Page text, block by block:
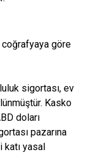
coğrafyaya göre
sigortası, ev
Kasko
doları
pazarına
katı yasal